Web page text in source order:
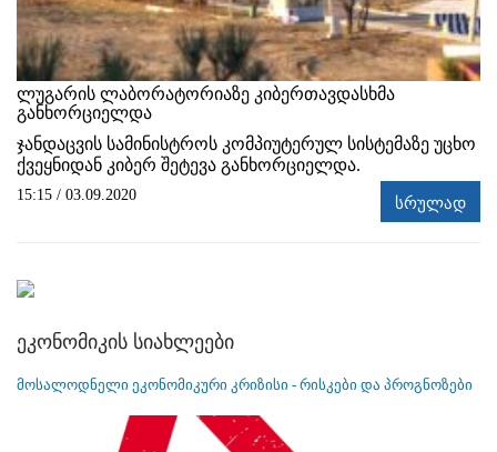
ლუგარის ლაბორატორიაზე კიბერთავდასხმა
განხორციელდა
ჯანდაცვის სამინისტროს კომპიუტერულ სისტემაზე უცხო
ქვეყნიდან კიბერ შეტევა განხორციელდა.
15:15 / 03.09.2020 სრულად
ეკონომიკის სიახლეები
მოსალოდნელი ეკონომიკური კრიზისი - რისკები და პროგნოზები